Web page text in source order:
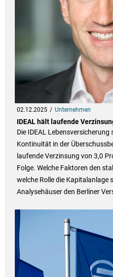
02.12.2025 Unternehmen
IDEAL hält laufende
Die IDEAL
Kontinuität in der
laufende Verzinsung von 3,0
Folge. Welche Faktoren den
welche Rolle die Kapitalanlage
Analysehäuser den Berliner